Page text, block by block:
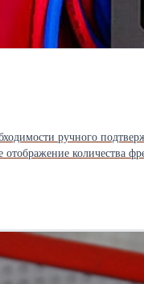
ручного
количества
и легко
автомобиля
автомобиля (с
руководит мастером и
- Простой
обслуживания -
автомобиля перед